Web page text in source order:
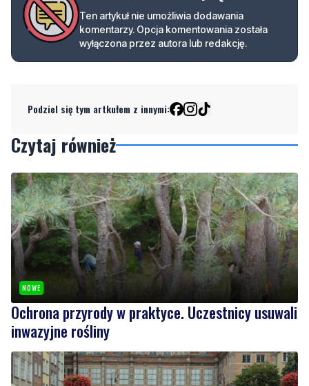
Podziel się tym artkułem z innymi:
NOWE
Ochrona przyrody w praktyce. Uczestnicy usuwali
inwazyjne rośliny